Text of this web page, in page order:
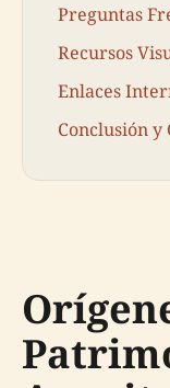
Preguntas
Recursos
Enlaces
Conclusión y